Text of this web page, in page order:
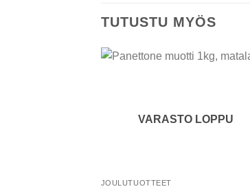
TUTUSTU MYÖS
VARASTO LOPPU
JOULUTUOTTEET